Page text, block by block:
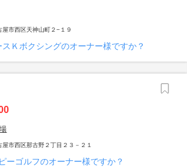
屋市西区天神山町２−１９
スＫボクシングのオーナー様ですか？
屋市西区那古野２丁目２３－２１
ーゴルフのオーナー様ですか？